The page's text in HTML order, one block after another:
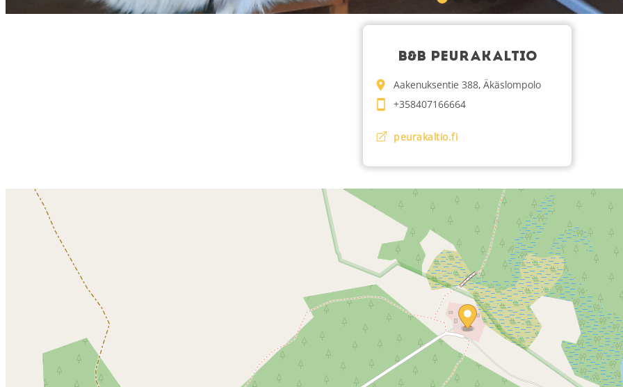
B&B PEURAKALTIO
Aakenuksentie 388, Äkäslompolo
+358407166664
peurakaltio.fi